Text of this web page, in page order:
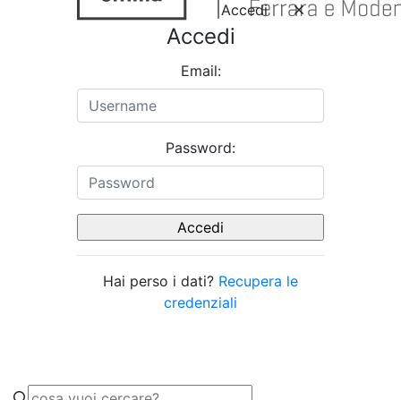
Accedi
Accedi
Email:
Password:
Hai perso i dati? Recupera le
credenziali